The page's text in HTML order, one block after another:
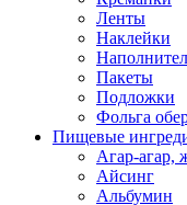
Ленты
Наклейки
Пакеты
Подложки
Фольга
Пищевые
Агар-агар,
Айсинг
Альбумин